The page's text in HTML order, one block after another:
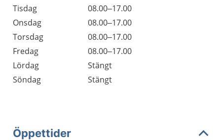
Tisdag
08.00–17.00
Onsdag
08.00–17.00
Torsdag
08.00–17.00
Fredag
08.00–17.00
Lördag
Stängt
Söndag
Stängt
Öppettider